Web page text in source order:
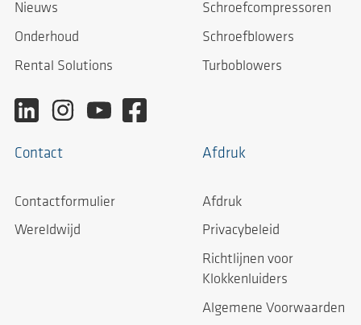
Nieuws
Onderhoud
Rental Solutions
Schroefcompressoren
Schroefblowers
Turboblowers
Contact
Contactformulier
Wereldwijd
Afdruk
Afdruk
Privacybeleid
Richtlijnen voor
Klokkenluiders
Algemene Voorwaarden